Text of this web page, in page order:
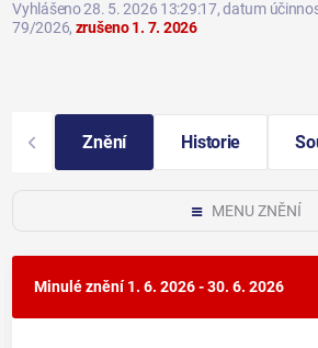
Vyhlášeno 28. 5. 2026 13:29:17, datum
79/2026, zrušeno 1. 7. 2026
Znění Historie
MENU ZNĚNÍ
Minulé znění1. 6. 2026 - 30. 6. 2026